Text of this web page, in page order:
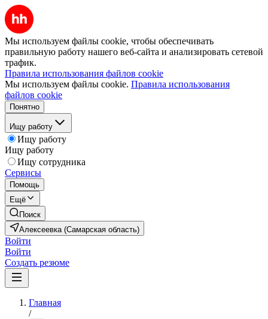
Мы используем файлы cookie, чтобы обеспечивать
правильную работу нашего веб-сайта и анализировать сетевой
трафик.
Правила использования файлов cookie
Мы используем файлы cookie. Правила использования
файлов cookie
Понятно
Ищу работу
Ищу работу
Ищу работу
Ищу сотрудника
Сервисы
Помощь
Ещё
Поиск
Алексеевка (Самарская область)
Войти
Войти
Создать резюме
Главная
/